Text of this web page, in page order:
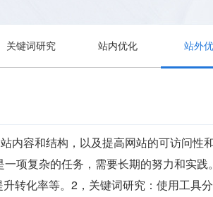
关键词研究 站内优化 站外
内容和结构，以及提高网站的可访问
项复杂的任务，需要长期的努力和实
转化率等。2，关键词研究：使用工具